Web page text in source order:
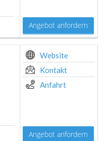
Angebot anfordern
Website
Kontakt
Anfahrt
Angebot anfordern